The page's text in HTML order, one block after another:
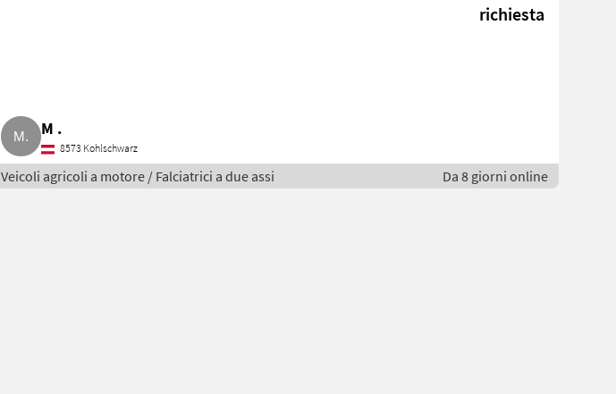
richiesta
M .
8573 Kohlschwarz
Veicoli agricoli a motore / Falciatrici a due assi Da 8 giorni online